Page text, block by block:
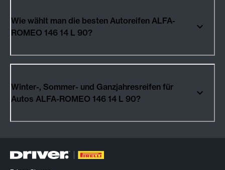
Wie wählt man die besten Autoreifen ALFA-
ROMEO 146 14 L 90?
Winter-, Sommer- und Ganzjahresreifen für
Autos ALFA-ROMEO 146 14 L 90?